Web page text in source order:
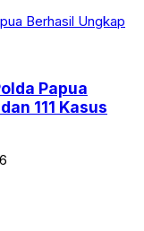
Papua
111 Kasus